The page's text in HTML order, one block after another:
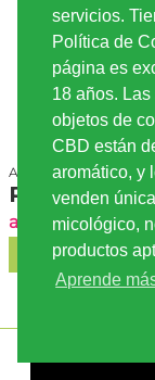
servicios.
Política de
página es
18 años.
objetos de
CBD están
aromático, y
venden
micológico,
productos
Aprende
Anesia Auto
Pistachio
a partir de 28.50